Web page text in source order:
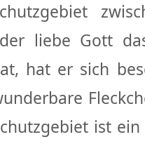
liebe Gott
hat er sich
ist